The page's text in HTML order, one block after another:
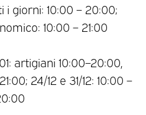
i giorni: 10:00 – 20:00;
10:00 – 21:00
artigiani 10:00–20:00,
24/12 e 31/12: 10:00 –